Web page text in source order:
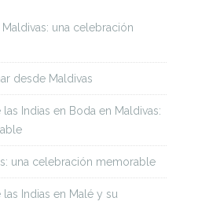
Maldivas: una celebración
desde Maldivas
Indias en Boda en Maldivas:
una celebración memorable
Indias en Malé y su